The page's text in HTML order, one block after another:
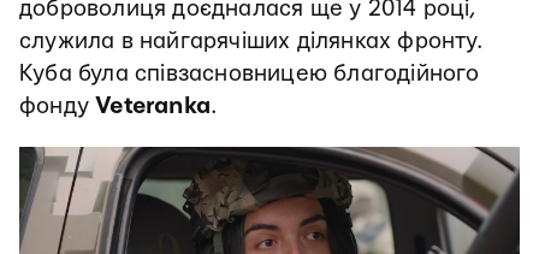
доброволиця доєдналася ще у 2014 році,
служила в найгарячіших ділянках фронту.
Куба була співзасновницею благодійного
фонду Veteranka.